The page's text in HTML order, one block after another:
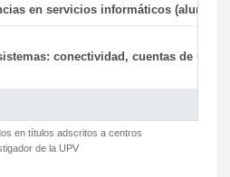
en servicios informáticos (alumnos)
conectividad, cuentas de
en títulos adscritos a centros
de la UPV